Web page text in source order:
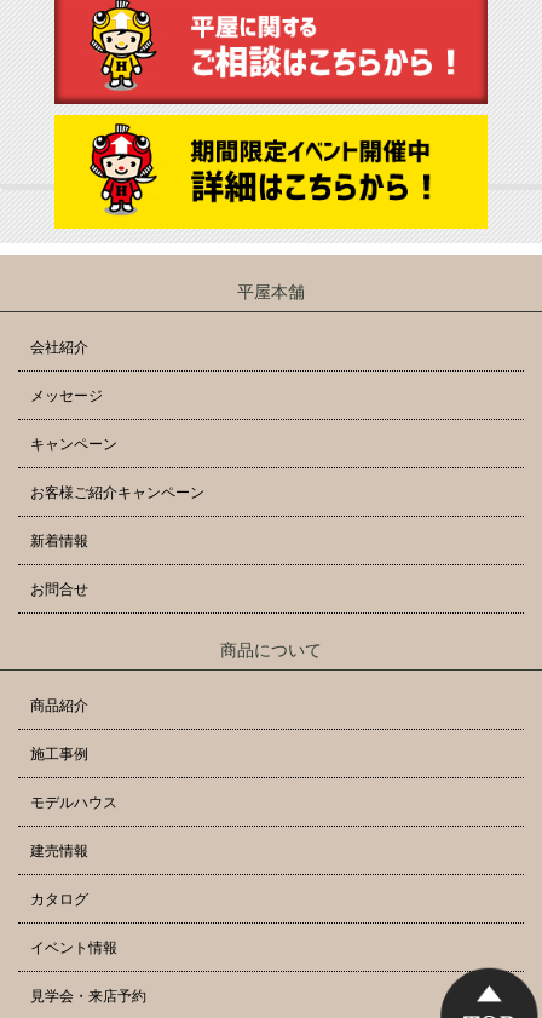
平屋本舗
会社紹介
メッセージ
キャンペーン
お客様ご紹介キャンペーン
新着情報
お問合せ
商品について
商品紹介
施工事例
モデルハウス
建売情報
カタログ
イベント情報
見学会・来店予約